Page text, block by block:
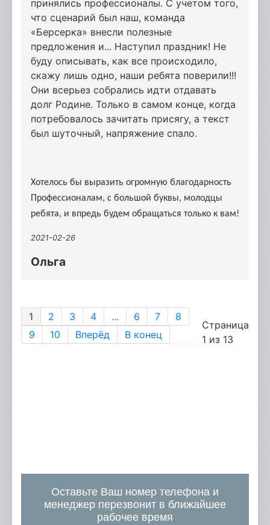
принялись профессионалы. С учетом того,
что сценарий был наш, команда
«Берсерка» внесли полезные
предложения и... Наступил праздник! Не
буду описывать, как все происходило,
скажу лишь одно, наши ребята поверили!!!
Они всерьез собрались идти отдавать
долг Родине. Только в самом конце, когда
потребовалось зачитать присягу, а текст
был шуточный, напряжение спало.
Хотелось бы выразить огромную благодарность
Профессионалам, с большой буквы, молодцы
ребята, и впредь будем обращаться только к вам!
2021-02-26
Ольга
1 2 3 4 ... 6 7
8
9
10 Вперёд В конец
Страница
1 из 13
Оставьте Ваш номер телефона и
менеджер перезвонит в ближайшее
рабочее время